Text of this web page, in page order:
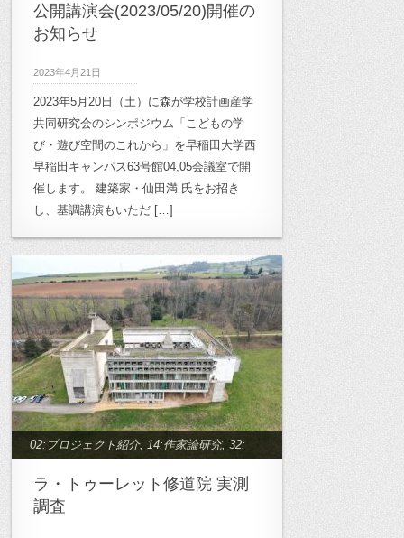
公開講演会(2023/05/20)開催の
お知らせ
2023年4月21日
2023年5月20日（土）に森が学校計画産学
共同研究会のシンポジウム「こどもの学
び・遊び空間のこれから」を早稲田大学西
早稲田キャンパス63号館04,05会議室で開
催します。 建築家・仙田満 氏をお招き
し、基調講演もいただ […]
02:プロジェクト紹介, 14:作家論研究,32:
ラ・トゥーレット修道院 実測
調査